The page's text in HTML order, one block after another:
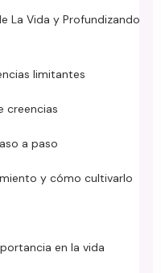
La Vida y Profundizando
limitantes
creencias
a paso
y cómo cultivarlo
en la vida